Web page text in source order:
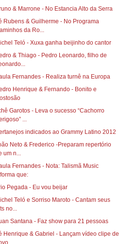
Bruno & Marrone‏ - No Estancia Alto da Serra
Rubens & Guilherme - No Programa
da Ro...
Teló - Xuxa ganha beijinho do cantor
& Thiago - Pedro Leonardo, filho de
Fernandes - Realiza turnê na Europa
Henrique & Fernando - Bonito e
Garotos - Leva o sucesso “Cachorro
...
indicados ao Grammy Latino 2012
Neto & Frederico -Preparam repertório
um n...
Fernandes - Nota: Talismã Music
informa que:‏
Pegada - Eu vou beijar
Teló e Sorriso Maroto - Cantam seus
no...
Santana - Faz show para 21 pessoas
Henrique & Gabriel - Lançam vídeo clipe de